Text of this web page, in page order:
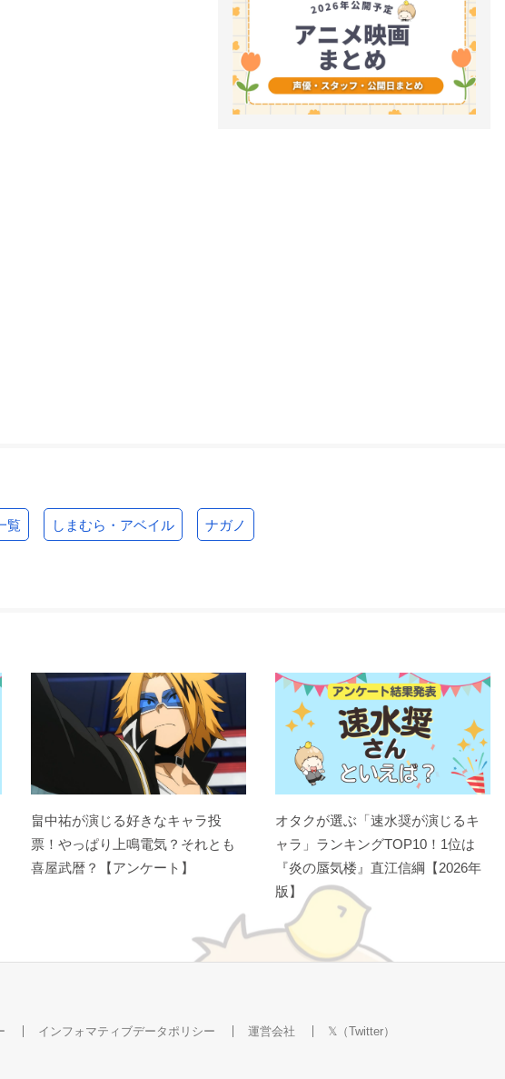
覧 しまむら・アベイル ナガノ
畠中祐が演じる好きなキャラ投
票！やっぱり上鳴電気？それとも
喜屋武暦？【アンケート】
オタクが選ぶ「速水奨が演じるキ
ャラ」ランキングTOP10！1位は
『炎の蜃気楼』直江信綱【2026年
版】
インフォマティブデータポリシー 運営会社 𝕏（Twitter）